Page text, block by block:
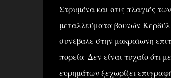
Στρυμόνα και στις πλαγιές
μεταλλεύματα βουνών
συνέβαλε στην μακραίωνη
πορεία. Δεν είναι τυχαίο ότι
ευρημάτων ξεχωρίζει